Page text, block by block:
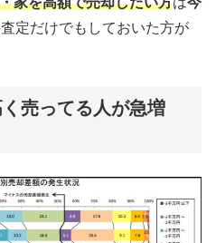
定だけでもしておいた方が
売ってる人が急増